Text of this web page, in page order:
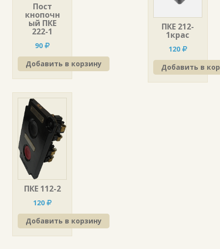
Пост
кнопочн
ый ПКЕ
222-1
90
Добавить в корзину
ПКЕ 212-
1крас
120
Добавить в
ПКЕ 112-2
120
Добавить в корзину